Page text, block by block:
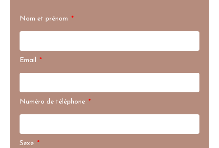
Nom et prénom
Email
Numéro de téléphone
Sexe